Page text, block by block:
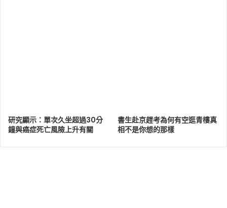
研究顯示：單次久坐超過30分
鐘與癌症死亡風險上升有關
書生赴京趕考為何有空逛青樓真
相不是你想的那樣